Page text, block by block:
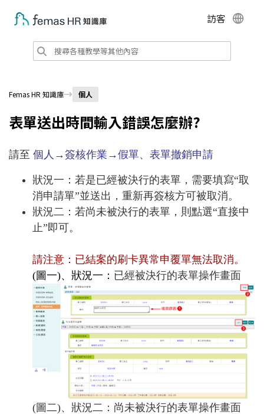
訪客
Femas HR 知識庫 個人
表單送出時間輸入錯誤怎麼辦?
請至 個人→簽核作業→假單、表單撤銷申請
狀況一：若是已經被決行的表單，需要填寫“取
消申請單”並送出，重新再簽核方可被取消。
狀況二：若尚未被決行的表單，則點選“直接中
止”即可。
請注意：已結案的刷卡異常申覆單無法取消。
(圖一)、狀況一： 已經被決行的表單操作畫面
(圖二)、 狀況二： 尚未被決行的表單操作畫面